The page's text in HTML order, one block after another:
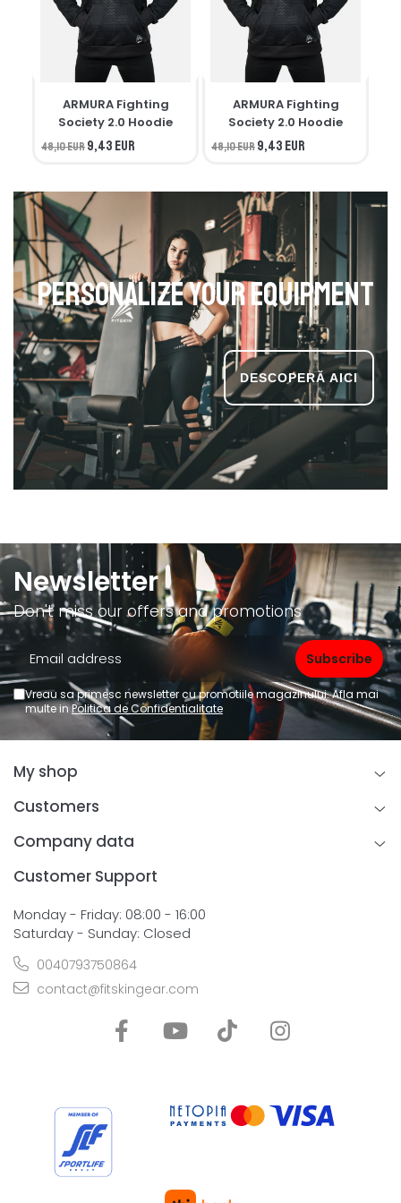
ARMURA Fighting
Society 2.0 Hoodie
48,10 EUR9,43 EUR
ARMURA Fighting
Society 2.0 Hoodie
48,10 EUR9,43 EUR
Personalize your equipment
Newsletter
Don't miss our offers and promotions
Vreau sa primesc newsletter cu promotiile magazinului. Afla mai
multe inPolitica de Confidentialitate
My shop
Customers
Company data
Customer Support
Monday - Friday: 08:00 - 16:00
Saturday - Sunday: Closed
0040793750864
contact@fitskingear.com